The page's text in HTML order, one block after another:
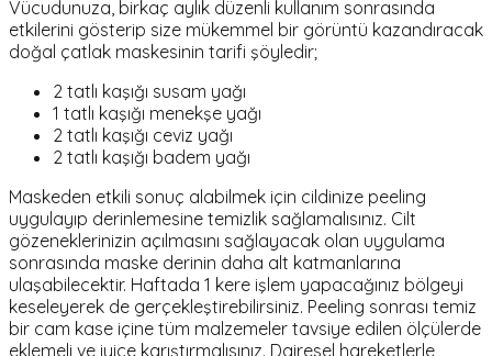
Vücudunuza, birkaç aylık düzenli kullanım sonrasında
etkilerini gösterip size mükemmel bir görüntü kazandıracak
doğal çatlak maskesinin tarifi şöyledir;
2 tatlı kaşığı susam yağı
1 tatlı kaşığı menekşe yağı
2 tatlı kaşığı ceviz yağı
2 tatlı kaşığı badem yağı
Maskeden etkili sonuç alabilmek için cildinize peeling
uygulayıp derinlemesine temizlik sağlamalısınız. Cilt
gözeneklerinizin açılmasını sağlayacak olan uygulama
sonrasında maske derinin daha alt katmanlarına
ulaşabilecektir. Haftada 1 kere işlem yapacağınız bölgeyi
keseleyerek de gerçekleştirebilirsiniz. Peeling sonrası temiz
bir cam kase içine tüm malzemeler tavsiye edilen ölçülerde
eklemeli ve iyice karıştırmalısınız. Dairesel hareketlerle